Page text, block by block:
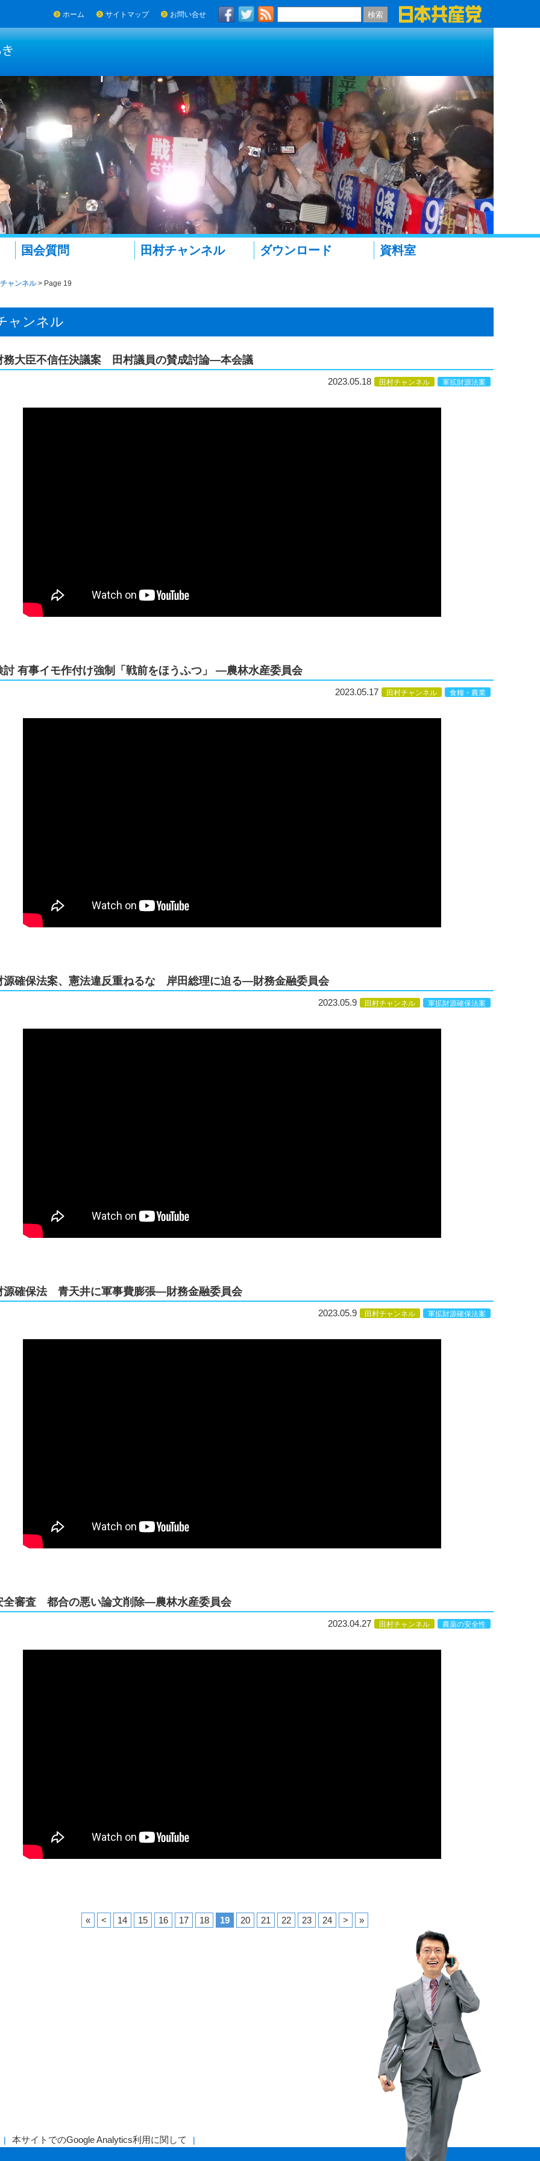
ホーム サイトマップ お問い合せ 検索
国会質問 田村チャンネル ダウンロード 資料室
ャンネル> Page 19
ャンネル
務大臣不信任決議案 田村議員の賛成討論―本会議
2023.05.18 田村チャンネル 軍拡財源法案
討 有事イモ作付け強制「戦前をほうふつ」 ―農林水産委員会
2023.05.17 田村チャンネル 食糧・農業
源確保法案、憲法違反重ねるな 岸田総理に迫る―財務金融委員会
2023.05.9 田村チャンネル 軍拡財源確保法案
源確保法 青天井に軍事費膨張―財務金融委員会
2023.05.9 田村チャンネル 軍拡財源確保法案
全審査 都合の悪い論文削除―農林水産委員会
2023.04.27 田村チャンネル 農薬の安全性
« < 14 15 16 17 18 19 20 21 22 23 24 > »
本サイトでのGoogle Analytics利用に関して